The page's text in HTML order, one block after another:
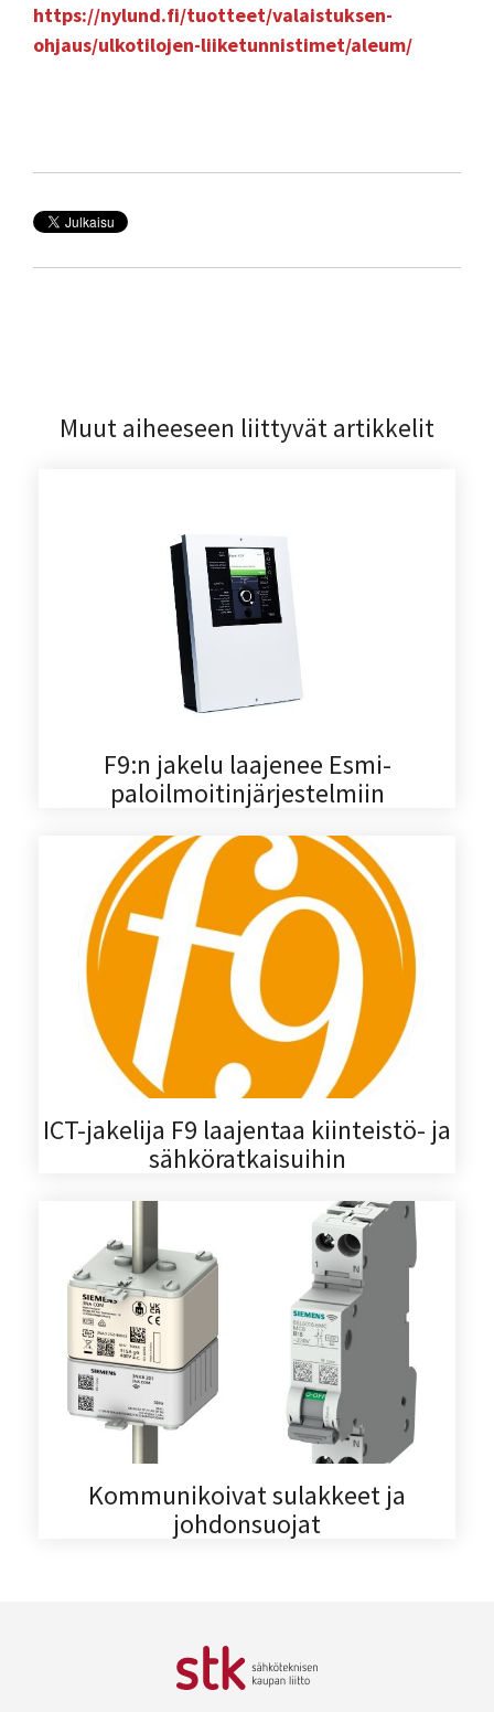
https://nylund.fi/tuotteet/valaistuksen-
ohjaus/ulkotilojen-liiketunnistimet/aleum/
Muut aiheeseen liittyvät artikkelit
F9:n jakelu laajenee Esmi-
paloilmoitinjärjestelmiin
ICT-jakelija F9 laajentaa kiinteistö- ja
sähköratkaisuihin
Kommunikoivat sulakkeet ja
johdonsuojat